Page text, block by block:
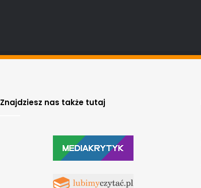
Znajdziesz nas także tutaj